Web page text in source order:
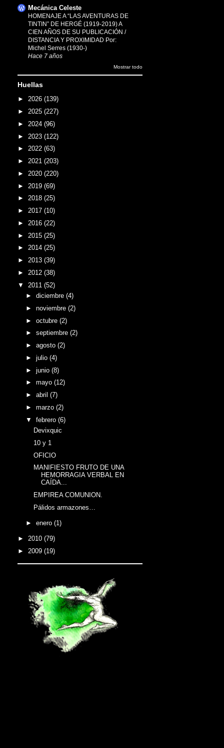
Mecánica Celeste
HOMENAJE A “LAS AVENTURAS DE
TINTIN” DE HERGÉ (1919-2019) A
CIEN AÑOS DE SU PUBLICACIÓN /
DISTANCIA Y PROXIMIDAD Por:
Michel Serres (1930-)
Hace 7 años
Mostrar todo
Huellas
► 2026 (139)
► 2025 (227)
► 2024 (96)
► 2023 (122)
► 2022 (63)
► 2021 (203)
► 2020 (220)
► 2019 (69)
► 2018 (25)
► 2017 (10)
► 2016 (22)
► 2015 (25)
► 2014 (25)
► 2013 (39)
► 2012 (38)
▼ 2011 (52)
► diciembre (4)
► noviembre (2)
► octubre (2)
► septiembre (2)
► agosto (2)
► julio (4)
► junio (8)
► mayo (12)
► abril (7)
► marzo (2)
▼ febrero (6)
Devixquic
10 y 1
OFICIO
MANIFIESTO FRUTO DE UNA
HEMORRAGIA VERBAL EN
CAÍDA...
EMPIREA COMUNION.
Pálidos armazones…
► enero (1)
► 2010 (79)
► 2009 (19)